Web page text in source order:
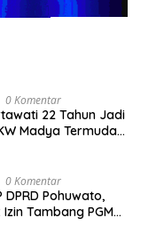
0 Komentar
22 Tahun Jadi
Madya Termuda
0 Komentar
DPRD Pohuwato,
Izin Tambang PGM